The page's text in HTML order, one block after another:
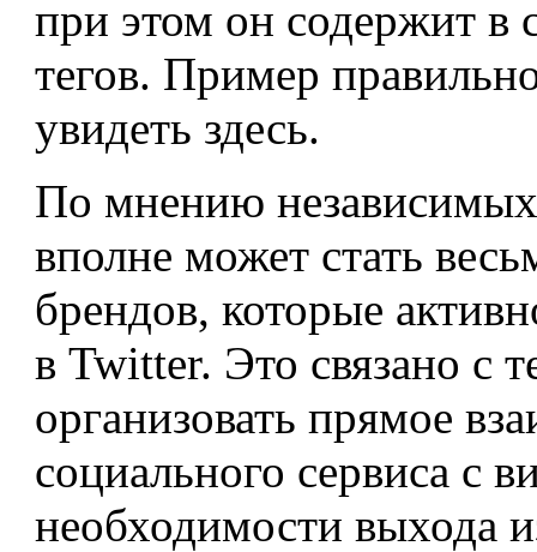
при этом он содержит в
тегов. Пример
увидеть здесь.
По мнению
вполне может стать
брендов, которые
в Twitter. Это связано с
организовать прямое
социального сервиса с
необходимости выхода